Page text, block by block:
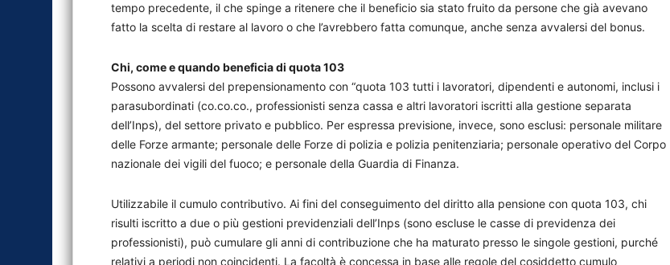
tempo precedente, il che spinge a ritenere che il beneficio sia stato fruito da persone che già avevano
fatto la scelta di restare al lavoro o che l’avrebbero fatta comunque, anche senza avvalersi del bonus.
Chi, come e quando beneficia di quota 103
Possono avvalersi del prepensionamento con “quota 103 tutti i lavoratori, dipendenti e autonomi, inclusi i
parasubordinati (co.co.co., professionisti senza cassa e altri lavoratori iscritti alla gestione separata
dell’Inps), del settore privato e pubblico. Per espressa previsione, invece, sono esclusi: personale militare
delle Forze armante; personale delle Forze di polizia e polizia penitenziaria; personale operativo del Corpo
nazionale dei vigili del fuoco; e personale della Guardia di Finanza.
Utilizzabile il cumulo contributivo. Ai fini del conseguimento del diritto alla pensione con quota 103, chi
risulti iscritto a due o più gestioni previdenziali dell’Inps (sono escluse le casse di previdenza dei
professionisti), può cumulare gli anni di contribuzione che ha maturato presso le singole gestioni, purché
relativi a periodi non coincidenti. La facoltà è concessa in base alle regole del cosiddetto cumulo